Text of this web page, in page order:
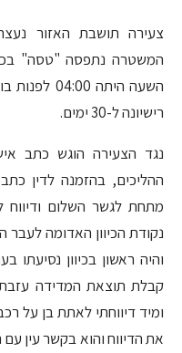
צעירה תושבת האזור
השעה היתה
רישיונה ל-30 ימים.
נגד הצעירה הוגש כתב
ההליכים, בהזמנה לדין
מתחת לגשר השלום ודיווח
נקודת הכיוון האדומה לעבר
והיה ראשון בכיוון
קבלת תוצאת המדידה
ומיד דיווחתי לאתת בן על
את הדיווח והוא בקשר עין